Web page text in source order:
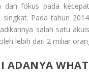
dan fokus pada
Pada tahun
salah satu
lebih dari 2 miliar
ADANYA